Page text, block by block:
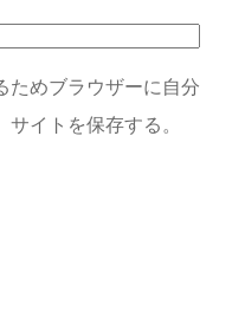
ためブラウザーに自分
イトを保存する。